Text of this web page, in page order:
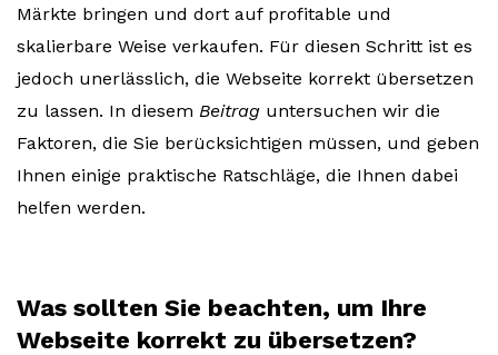
Märkte bringen und dort auf profitable und
skalierbare Weise verkaufen. Für diesen Schritt ist es
jedoch unerlässlich, die Webseite korrekt übersetzen
zu lassen. In diesem Beitrag untersuchen wir die
Faktoren, die Sie berücksichtigen müssen, und geben
Ihnen einige praktische Ratschläge, die Ihnen dabei
helfen werden.
Was sollten Sie beachten, um Ihre
Webseite korrekt zu übersetzen?